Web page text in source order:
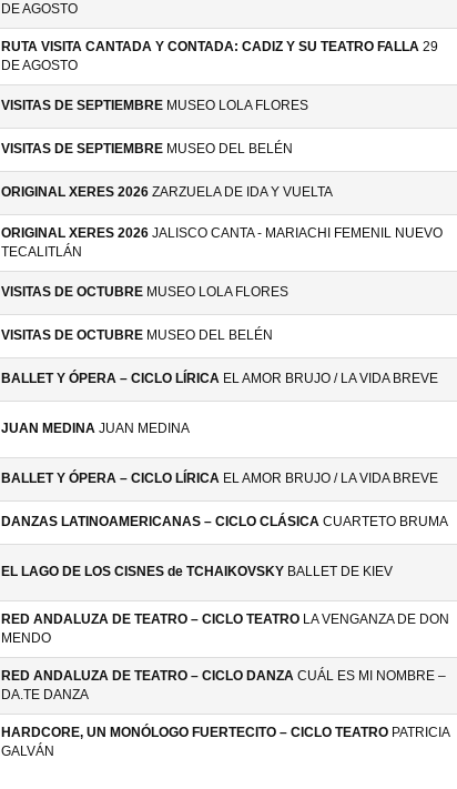
DE AGOSTO
RUTA VISITA CANTADA Y CONTADA: CADIZ Y SU TEATRO FALLA 29
DE AGOSTO
VISITAS DE SEPTIEMBRE MUSEO LOLA FLORES
VISITAS DE SEPTIEMBRE MUSEO DEL BELÉN
ORIGINAL XERES 2026 ZARZUELA DE IDA Y VUELTA
ORIGINAL XERES 2026 JALISCO CANTA - MARIACHI FEMENIL NUEVO
TECALITLÁN
VISITAS DE OCTUBRE MUSEO LOLA FLORES
VISITAS DE OCTUBRE MUSEO DEL BELÉN
BALLET Y ÓPERA – CICLO LÍRICA EL AMOR BRUJO / LA VIDA BREVE
JUAN MEDINA JUAN MEDINA
BALLET Y ÓPERA – CICLO LÍRICA EL AMOR BRUJO / LA VIDA BREVE
DANZAS LATINOAMERICANAS – CICLO CLÁSICA CUARTETO BRUMA
EL LAGO DE LOS CISNES de TCHAIKOVSKY BALLET DE KIEV
RED ANDALUZA DE TEATRO – CICLO TEATRO LA VENGANZA DE DON
MENDO
RED ANDALUZA DE TEATRO – CICLO DANZA CUÁL ES MI NOMBRE –
DA.TE DANZA
HARDCORE, UN MONÓLOGO FUERTECITO – CICLO TEATRO PATRICIA
GALVÁN